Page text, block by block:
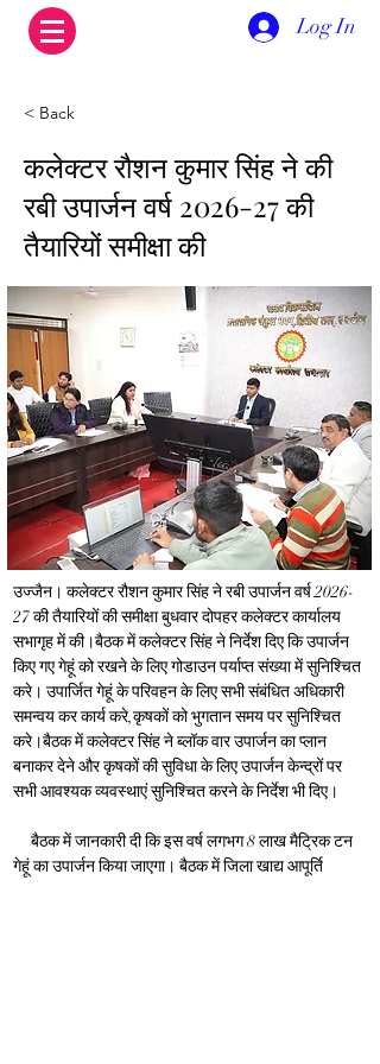
Log In
< Back
कलेक्टर रौशन कुमार सिंह ने की
रबी उपार्जन वर्ष 2026-27 की
तैयारियों समीक्षा की
उज्जैन। कलेक्टर रौशन कुमार सिंह ने रबी उपार्जन वर्ष 2026-
27 की तैयारियों की समीक्षा बुधवार दोपहर कलेक्टर कार्यालय
सभागृह में की।बैठक में कलेक्टर सिंह ने निर्देश दिए कि उपार्जन
किए गए गेहूं को रखने के लिए गोडाउन पर्याप्त संख्या में सुनिश्चित
करे। उपार्जित गेहूं के परिवहन के लिए सभी संबंधित अधिकारी
समन्वय कर कार्य करे,कृषकों को भुगतान समय पर सुनिश्चित
करे।बैठक में कलेक्टर सिंह ने ब्लॉक वार उपार्जन का प्लान
बनाकर देने और कृषकों की सुविधा के लिए उपार्जन केन्द्रों पर
सभी आवश्यक व्यवस्थाएं सुनिश्चित करने के निर्देश भी दिए।
गेहूं का उपार्जन किया जाएगा। बैठक में जिला खाद्य आपूर्ति